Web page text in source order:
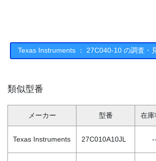
Texas Instruments ： 27C040-10 の調査・
類似型番
メーカー 型番 在庫
Texas Instruments 27C010A10JL --